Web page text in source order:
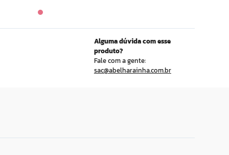
Alguma dúvida com esse
produto?
Fale com a gente:
sac@abelharainha.com.br